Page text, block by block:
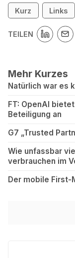
Kurz Links
TEILEN
Mehr Kurzes
Natürlich war es
FT: OpenAI
Beteiligung an
G7 „Trusted
Wie unfassbar
verbrauchen im
Der mobile First-